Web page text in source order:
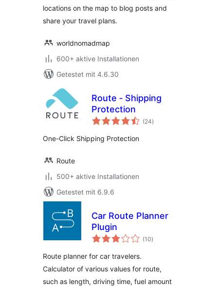
locations on the map to blog posts and
share your travel plans.
worldnomadmap
600+ aktive Installationen
Getestet mit 4.6.30
Route ‑ Shipping
Protection
(24Bewertungen
gesamt
)
One-Click Shipping Protection
Route
500+ aktive Installationen
Getestet mit 6.9.6
Car Route Planner
Plugin
(10Bewertungen
gesamt
)
Route planner for car travelers.
Calculator of various values for route,
such as length, driving time, fuel amount